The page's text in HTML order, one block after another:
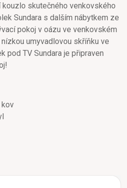
kouzlo skutečného venkovského
Sundara s dalším nábytkem ze
pokoj v oázu ve venkovském
umyvadlovou skříňku ve
pod TV Sundara je připraven
kov